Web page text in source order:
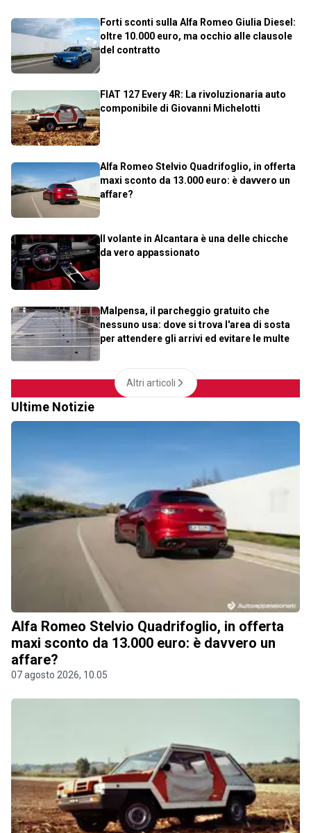
Forti sconti sulla Alfa Romeo Giulia Diesel:
oltre 10.000 euro, ma occhio alle clausole
del contratto
FIAT 127 Every 4R: La rivoluzionaria auto
componibile di Giovanni Michelotti
Alfa Romeo Stelvio Quadrifoglio, in offerta
maxi sconto da 13.000 euro: è davvero un
affare?
Il volante in Alcantara è una delle chicche
da vero appassionato
Malpensa, il parcheggio gratuito che
nessuno usa: dove si trova l'area di sosta
per attendere gli arrivi ed evitare le multe
Altri articoli
Ultime Notizie
Alfa Romeo Stelvio Quadrifoglio, in offerta
maxi sconto da 13.000 euro: è davvero un
affare?
07 agosto 2026, 10.05